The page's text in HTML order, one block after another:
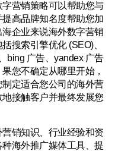
营销策略可以帮助您与
高品牌知名度帮助您加
企业来说海外数字营销
搜索引擎优化 (SEO)、
bing 广告、yandex 广告
果您不确定从哪里开始，
定适合您公司的海外营
接触客户并最终发展您
销知识、行业经验和资
海外推广媒体工具、提